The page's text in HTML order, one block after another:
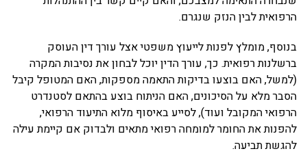
הרפואית לבין הנזק שנגרם.
בנוסף, מומלץ לפנות לייעוץ משפטי אצל עורך דין העוסק
ברשלנות רפואית. כך, עורך הדין יוכל לבחון את נסיבות המקרה
(למשל, האם בוצעו בדיקות התאמה מספקות, האם המטופל קיבל
הסבר מלא על הסיכונים, האם הניתוח בוצע בהתאם לסטנדרט
הרפואי המקובל ועוד), לסייע באיסוף מלוא התיעוד הרפואי,
להפנות את החומר למומחה רפואי מתאים ולבדוק אם קיימת עילה
להגשת תביעה.